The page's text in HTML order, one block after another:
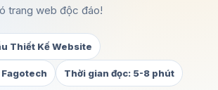
trang web độc đáo!
Thiết Kế Website
Thời gian đọc: 5-8 phút